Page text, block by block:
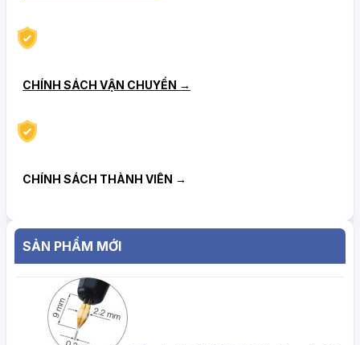
CHÍNH SÁCH VẬN CHUYỂN →
CHÍNH SÁCH THÀNH VIÊN →
SẢN PHẨM MỚI